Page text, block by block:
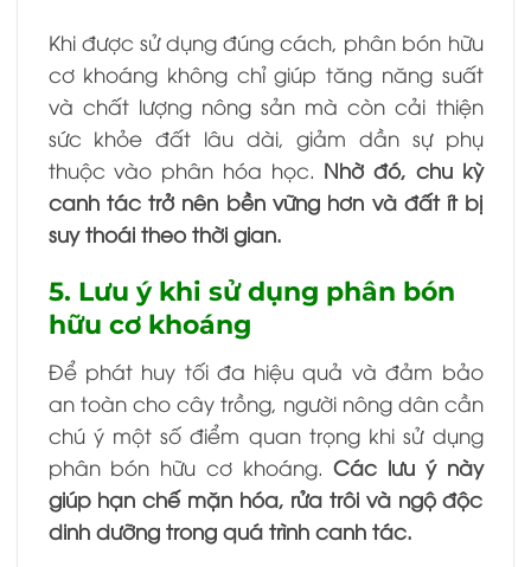
Khi được sử dụng đúng cách, phân bón hữu
cơ khoáng không chỉ giúp tăng năng suất
và chất lượng nông sản mà còn cải thiện
sức khỏe đất lâu dài, giảm dần sự phụ
thuộc vào phân hóa học. Nhờ đó, chu kỳ
canh tác trở nên bền vững hơn và đất ít bị
suy thoái theo thời gian.
5. Lưu ý khi sử dụng phân bón
hữu cơ khoáng
Để phát huy tối đa hiệu quả và đảm bảo
an toàn cho cây trồng, người nông dân cần
chú ý một số điểm quan trọng khi sử dụng
phân bón hữu cơ khoáng.Các lưu ý này
giúp hạn chế mặn hóa, rửa trôi và ngộ độc
dinh dưỡng trong quá trình canh tác.